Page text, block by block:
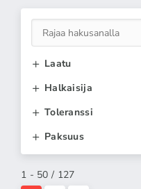
Laatu
Halkaisija
Toleranssi
Paksuus
1 - 50 / 127